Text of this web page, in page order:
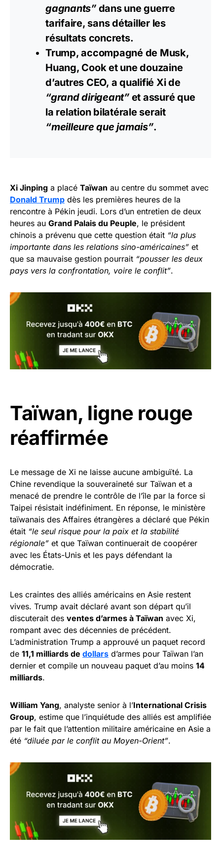
gagnants”dans une guerre
tarifaire, sans détailler les
résultats concrets.
Trump, accompagné de Musk,
Huang, Cook et une douzaine
d’autres CEO, a qualifié Xi de
“grand dirigeant”et assuré que
la relation bilatérale serait
“meilleure que jamais”.
Xi Jinping a placé Taïwan au centre du sommet avec
Donald Trump dès les premières heures de la
rencontre à Pékin jeudi. Lors d’un entretien de deux
heures au Grand Palais du Peuple, le président
chinois a prévenu que cette question était “la plus
importante dans les relations sino-américaines” et
que sa mauvaise gestion pourrait “pousser les deux
pays vers la confrontation, voire le conflit”.
Taïwan, ligne rouge
réaffirmée
Le message de Xi ne laisse aucune ambiguïté. La
Chine revendique la souveraineté sur Taïwan et a
menacé de prendre le contrôle de l’île par la force si
Taipei résistait indéfiniment. En réponse, le ministère
taïwanais des Affaires étrangères a déclaré que Pékin
était “le seul risque pour la paix et la stabilité
régionale” et que Taïwan continuerait de coopérer
avec les États-Unis et les pays défendant la
démocratie.
Les craintes des alliés américains en Asie restent
vives. Trump avait déclaré avant son départ qu’il
discuterait des ventes d’armes à Taïwan avec Xi,
rompant avec des décennies de précédent.
L’administration Trump a approuvé un paquet record
de 11,1 milliards de dollars d’armes pour Taïwan l’an
dernier et compile un nouveau paquet d’au moins 14
milliards.
William Yang, analyste senior à l’International Crisis
Group, estime que l’inquiétude des alliés est amplifiée
par le fait que l’attention militaire américaine en Asie a
été “diluée par le conflit au Moyen-Orient”.